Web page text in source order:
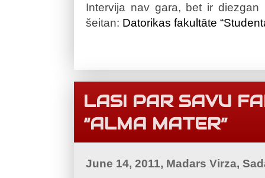
Intervija nav gara, bet ir
šeitan: Datorikas fakultāte
LASI PAR SAVU
“ALMA MATER”
June 14, 2011, Madars Virza,